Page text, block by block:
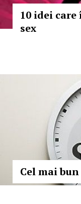
10 idei
sex
Cel mai